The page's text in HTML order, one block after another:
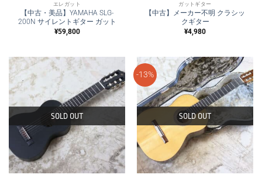
エレガット
【中古・美品】YAMAHA SLG-
200N サイレントギター ガット
¥59,800
ガットギター
【中古】メーカー不明 クラシッ
クギター
¥4,980
SOLD OUT
-13%
SOLD OUT